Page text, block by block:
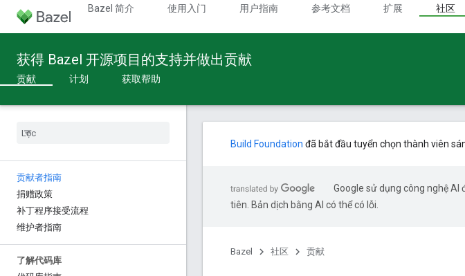
Bazel 简介 使用入门 用户指南 参考文档 扩展 社区
获得 Bazel 开源项目的支持并做出贡献
贡献 计划 获取帮助
贡献者指南
捐赠政策
补丁程序接受流程
维护者指南
了解代码库
Build Foundation đã bắt đầu tuyển chọn thành viên
Google sử dụng công nghệ AI
tiên. Bản dịch bằng AI có thể có lỗi.
Bazel 社区 贡献